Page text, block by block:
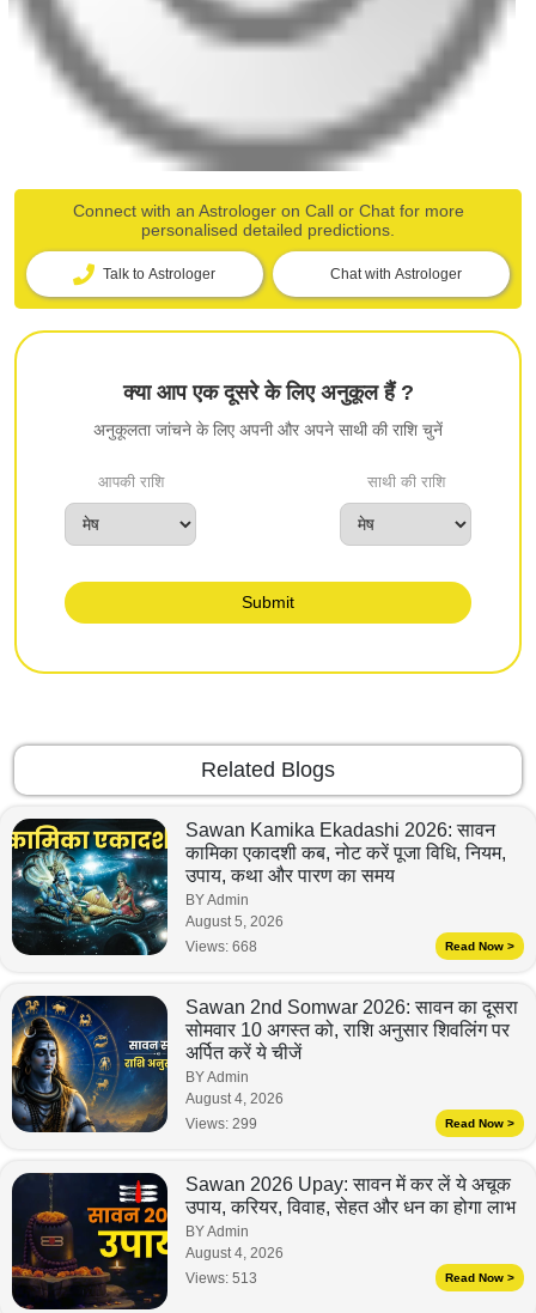
Connect with an Astrologer on Call or Chat for more
personalised detailed predictions.
Talk to Astrologer Chat with Astrologer
क्या आप एक दूसरे के लिए अनुकूल हैं ?
अनुकूलता जांचने के लिए अपनी और अपने साथी की राशि चुनें
आपकी राशि साथी की राशि
Submit
Related Blogs
Sawan Kamika Ekadashi 2026: सावन
कामिका एकादशी कब, नोट करें पूजा विधि, नियम,
उपाय, कथा और पारण का समय
BY Admin
August 5, 2026
Views: 668 Read Now >
Sawan 2nd Somwar 2026: सावन का दूसरा
सोमवार 10 अगस्त को, राशि अनुसार शिवलिंग पर
अर्पित करें ये चीजें
BY Admin
August 4, 2026
Views: 299 Read Now >
Sawan 2026 Upay: सावन में कर लें ये अचूक
उपाय, करियर, विवाह, सेहत और धन का होगा लाभ
BY Admin
August 4, 2026
Views: 513 Read Now >